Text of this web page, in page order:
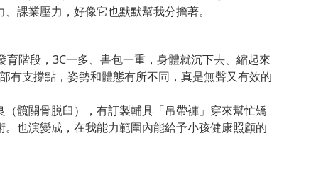
課業壓力，好像它也默默幫我分擔著。
階段，3C一多、書包一重，身體就沉下去、縮起來
有支撐點，姿勢和體態有所不同，真是無聲又有效的
髖關骨脱臼），有訂製輔具「吊帶褲」穿來幫忙矯
也演變成，在我能力範圍內能給予小孩健康照顧的